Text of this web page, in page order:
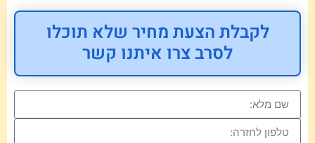
לקבלת הצעת מחיר שלא תוכלו
לסרב צרו איתנו קשר